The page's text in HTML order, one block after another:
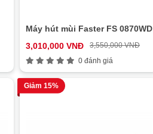
Máy hút mùi Faster FS 0870WD
3,010,000 VNĐ
3,550,000 VNĐ
0 đánh giá
Giảm 15%